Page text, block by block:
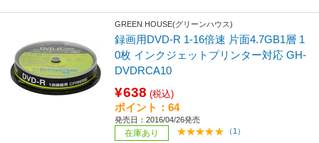
GREEN HOUSE(グリーンハウス)
録画用DVD-R 1-16倍速 片面4.7GB1層 1
0枚 インクジェットプリンター対応 GH-
DVDRCA10
¥638 (税込)
ポイント：64
発売日：2016/04/26発売
在庫あり （1）